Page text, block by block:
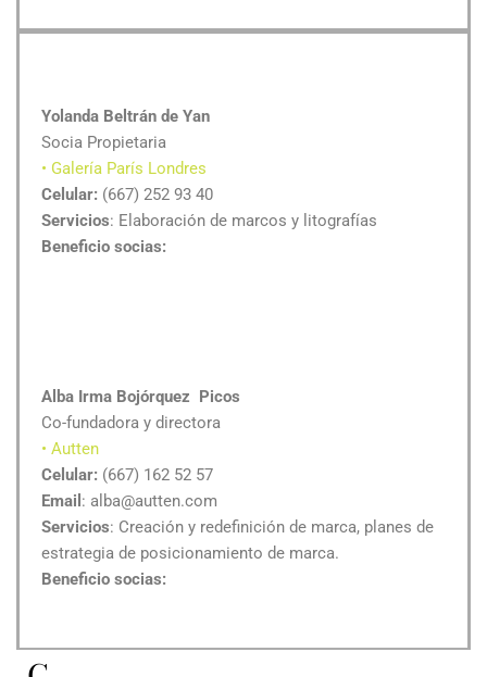
Yolanda Beltrán de Yan
Socia Propietaria
• Galería París Londres
Celular: (667) 252 93 40
Servicios: Elaboración de marcos y litografías
Beneficio socias:
Alba Irma Bojórquez Picos
Co-fundadora y directora
• Autten
Celular: (667) 162 52 57
Email : alba@autten.com
Servicios: Creación y redefinición de marca, planes de
estrategia de posicionamiento de marca.
Beneficio socias: